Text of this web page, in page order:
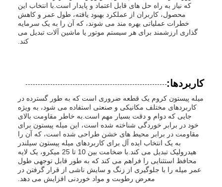
که نیاز به راه حل های قابل اعتماد و پایدار است.با انتخاب این
محصول، کاربران از عملکرد بهبود یافته، طول عمر و کاهش
خطرات عملیاتی بهره مند می شوند، که آن را به یک سرمایه
گذاری ارزشمند برای هر سیستم موتور یا ماشین آلات تبدیل می
کند.
کاربردها:
میله پیستون کروم یک قطعه ضروری است که به طور گسترده در
کاربردهای مختلف مکانیکی و صنعتی استفاده می شود، به ویژه
جایی که دوام و دقت بسیار مهم است.به خاطر مقاومت بالای
خود در برابر خوردگی شناخته شده است، این میله پیستون برای
مقاومت در برابر محیط های خشن طراحی شده است، که آن را
به یک انتخاب ایده آل برای کاربردهای میله پیستون سیلندر
هیدرولیک تبدیل می کند.با ضخامت بین 10 تا 25 میکرو، یک لایه
محافظ استثنایی را فراهم می کند که به طور قابل توجهی طول
عمر میله را با جلوگیری از زنگ و سایش ناشی از قرار گرفتن در
معرض رطوبت و مواد خوردنی افزایش می دهد.